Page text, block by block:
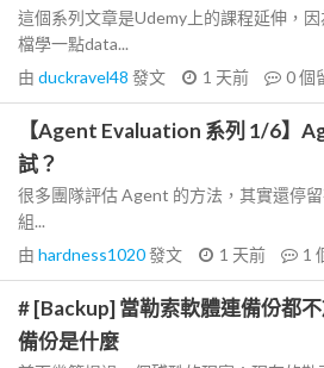
這個系列文章是Udemy上的課程延伸，
檔學一點data...
由 duckravel48 發文 1 天前 0個
【Agent Evaluation 系列 1/6】
試？
很多團隊評估 Agent 的方法，其實還停
組...
由 hardness1020發文 1 天前 1
# [Backup] 當勒索軟體連備份都
備份是什麼